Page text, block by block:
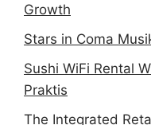
Growth
Stars in Coma
Sushi WiFi Rental
Praktis
The Integrated